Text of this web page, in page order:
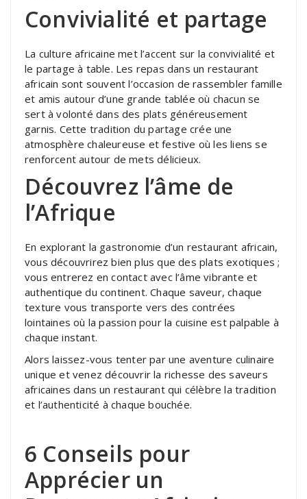
Convivialité et partage
La culture africaine met l’accent sur la convivialité et
le partage à table. Les repas dans un restaurant
africain sont souvent l’occasion de rassembler famille
et amis autour d’une grande tablée où chacun se
sert à volonté dans des plats généreusement
garnis. Cette tradition du partage crée une
atmosphère chaleureuse et festive où les liens se
renforcent autour de mets délicieux.
Découvrez l’âme de
l’Afrique
En explorant la gastronomie d’un restaurant africain,
vous découvrirez bien plus que des plats exotiques ;
vous entrerez en contact avec l’âme vibrante et
authentique du continent. Chaque saveur, chaque
texture vous transporte vers des contrées
lointaines où la passion pour la cuisine est palpable à
chaque instant.
Alors laissez-vous tenter par une aventure culinaire
unique et venez découvrir la richesse des saveurs
africaines dans un restaurant qui célèbre la tradition
et l’authenticité à chaque bouchée.
6 Conseils pour
Apprécier un